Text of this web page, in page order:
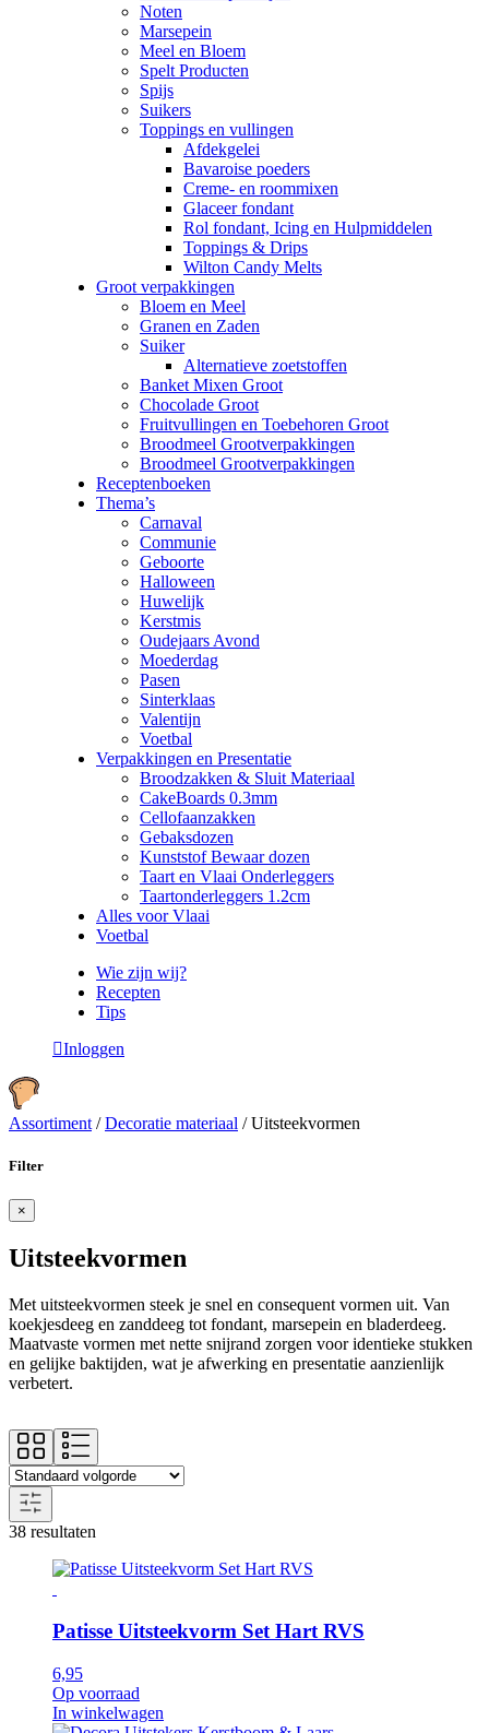
Noten
Marsepein
Meel en Bloem
Spelt Producten
Spijs
Suikers
Toppings en vullingen
Afdekgelei
Bavaroise poeders
Creme- en roommixen
Glaceer fondant
Rol fondant, Icing en Hulpmiddelen
Toppings & Drips
Wilton Candy Melts
Groot verpakkingen
Bloem en Meel
Granen en Zaden
Suiker
Alternatieve zoetstoffen
Banket Mixen Groot
Chocolade Groot
Fruitvullingen en Toebehoren Groot
Broodmeel Grootverpakkingen
Broodmeel Grootverpakkingen
Receptenboeken
Thema’s
Carnaval
Communie
Geboorte
Halloween
Huwelijk
Kerstmis
Oudejaars Avond
Moederdag
Pasen
Sinterklaas
Valentijn
Voetbal
Verpakkingen en Presentatie
Broodzakken & Sluit Materiaal
CakeBoards 0.3mm
Cellofaanzakken
Gebaksdozen
Kunststof Bewaar dozen
Taart en Vlaai Onderleggers
Taartonderleggers 1.2cm
Alles voor Vlaai
Voetbal
Wie zijn wij?
Recepten
Tips
Inloggen
Assortiment /Decoratie materiaal /Uitsteekvormen
Filter
×
Uitsteekvormen
Met uitsteekvormen steek je snel en consequent vormen uit. Van
koekjesdeeg en zanddeeg tot fondant, marsepein en bladerdeeg.
Maatvaste vormen met nette snijrand zorgen voor identieke stukken
en gelijke baktijden, wat je afwerking en presentatie aanzienlijk
verbetert.
38 resultaten
Patisse Uitsteekvorm Set Hart RVS
6,95
Op voorraad
In winkelwagen